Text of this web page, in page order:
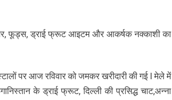
फूड्स, ड्राई फ्रूट आइटम और आकर्षक नक्काशी का
पर आज रविवार को जमकर खरीदारी की गई I मेले में
के ड्राई फ्रूट, दिल्ली की प्रसिद्ध चाट,अन्ना